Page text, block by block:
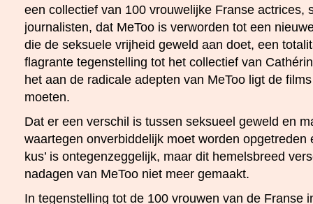
een collectief van 100 vrouwelijke Franse actrices,
journalisten, dat MeToo is verworden tot een
die de seksuele vrijheid geweld aan doet, een
flagrante tegenstelling tot het collectief van
het aan de radicale adepten van MeToo ligt de
moeten.
Dat er een verschil is tussen seksueel geweld en
waartegen onverbiddelijk moet worden opgetreden
kus’ is ontegenzeggelijk, maar dit hemelsbreed
nadagen van MeToo niet meer gemaakt.
In tegenstelling tot de 100 vrouwen van de Franse